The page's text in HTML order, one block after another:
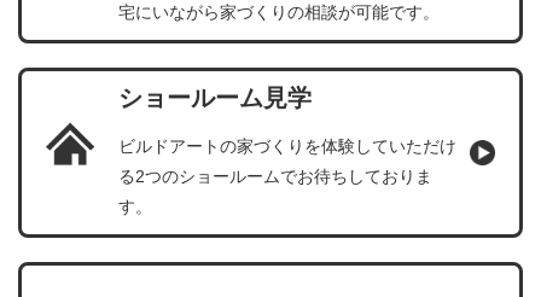
宅にいながら家づくりの相談が可能です。
ショールーム見学
ビルドアートの家づくりを体験していただけ
る2つのショールームでお待ちしておりま
す。